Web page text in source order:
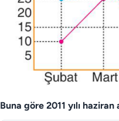
Buna göre 2011 yılı